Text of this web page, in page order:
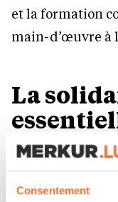
Consentement
et la formation
main-d’œuvre à
La
Le sentiment
travail joue